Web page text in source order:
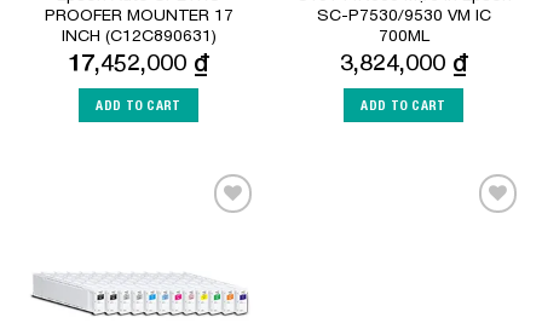
PROOFER MOUNTER 17
INCH (C12C890631)
17,452,000 ₫
ADD TO CART
SC-P7530/9530 VM IC
700ML
3,824,000 ₫
ADD TO CART